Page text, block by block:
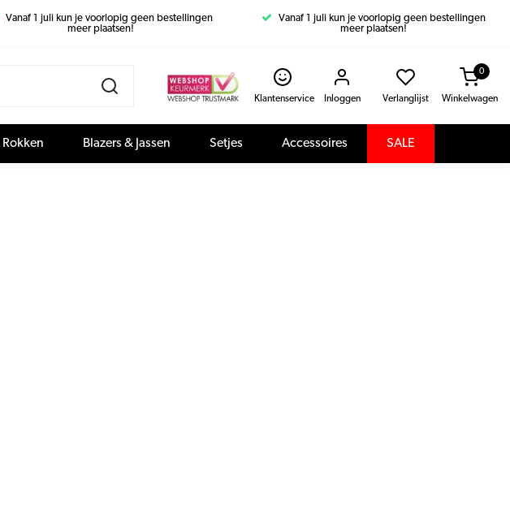
Vanaf 1 juli kun je voorlopig geen bestellingen
meer plaatsen!
Vanaf 1 juli kun je voorlopig geen bestellingen
meer plaatsen!
Klantenservice Inloggen Verlanglijst Winkelwagen
0
Rokken Blazers & Jassen Setjes Accessoires SALE